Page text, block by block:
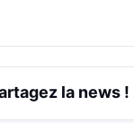
la news !